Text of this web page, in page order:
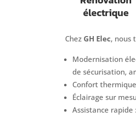
électrique
Chez GH Elec, nous
Modernisation
de sécurisation,
Confort
Éclairage sur
Assistance